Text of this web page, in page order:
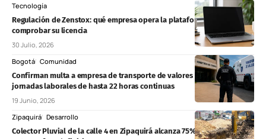
Tecnología
Regulación de Zenstox: qué empresa opera la plataforma y cómo
comprobar su licencia
30 Julio, 2026
Bogotá Comunidad
Confirman multa a empresa de transporte de valores por imponer
jornadas laborales de hasta 22 horas continuas
19 Junio, 2026
Zipaquirá Desarrollo
Colector Pluvial de la calle 4 en Zipaquirá alcanza 75% de avance y